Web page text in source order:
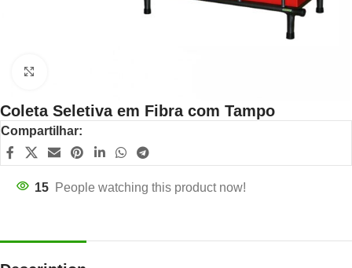
Coleta Seletiva em Fibra com Tampo
Compartilhar:
15 People watching this product now!